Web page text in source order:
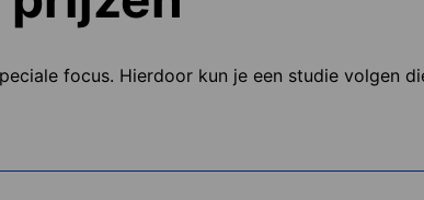
focus. Hierdoor kun je een studie volgen